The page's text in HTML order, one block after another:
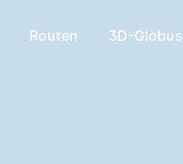
Routen 3D-Globus